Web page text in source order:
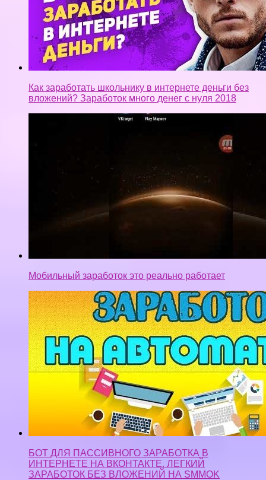
Как заработать школьнику в интернете деньги без
вложений? Заработок много денег с нуля 2018
Мобильный заработок это реально работает
БОТ ДЛЯ ПАССИВНОГО ЗАРАБОТКА В
ИНТЕРНЕТЕ НА ВКОНТАКТЕ. ЛЕГКИЙ
ЗАРАБОТОК БЕЗ ВЛОЖЕНИЙ НА SMMOK